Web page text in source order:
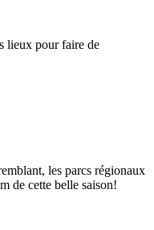
lieux pour faire de
les parcs régionaux
de cette belle saison!